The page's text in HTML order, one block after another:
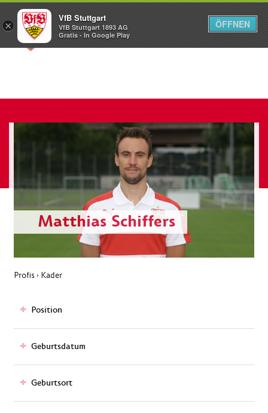
Menü
Matthias Schiffers
Profis › Kader
Position
Geburtsdatum
Geburtsort
×
VfB Stuttgart
VfB Stuttgart 1893 AG
Gratis - In Google Play
ÖFFNEN